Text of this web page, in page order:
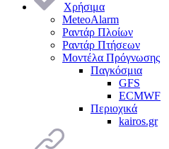
Χρήσιμα
MeteoAlarm
Ραντάρ Πλοίων
Ραντάρ Πτήσεων
Μοντέλα Πρόγνωσης
Παγκόσμια
GFS
ECMWF
Περιοχικά
kairos.gr